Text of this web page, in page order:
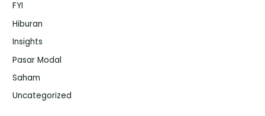
FYI
Hiburan
Insights
Pasar Modal
Saham
Uncategorized